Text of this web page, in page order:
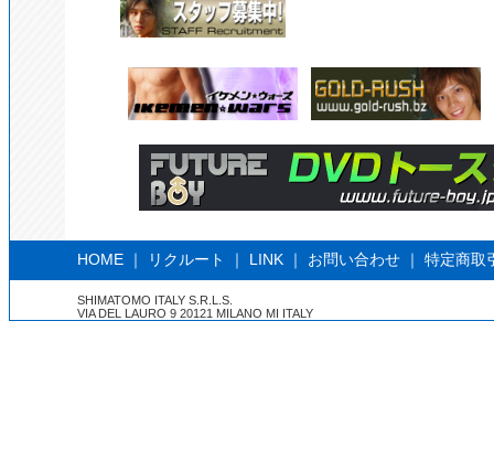
HOME ｜ リクルート ｜ LINK ｜ お問い合わせ ｜ 特定商取
SHIMATOMO ITALY S.R.L.S.
VIA DEL LAURO 9 20121 MILANO MI ITALY